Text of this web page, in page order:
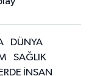
DÜNYA
SAĞLIK
İNSAN